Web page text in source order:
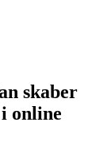
skaber
online